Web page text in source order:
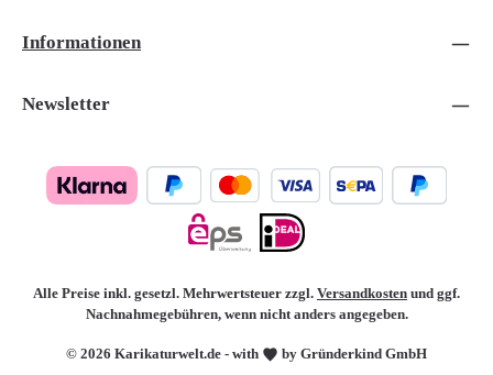
Informationen
Newsletter
© 2026 Karikaturwelt.de - with by Gründerkind GmbH
Alle Preise inkl. gesetzl. Mehrwertsteuer zzgl. Versandkosten und ggf.
Nachnahmegebühren, wenn nicht anders angegeben.